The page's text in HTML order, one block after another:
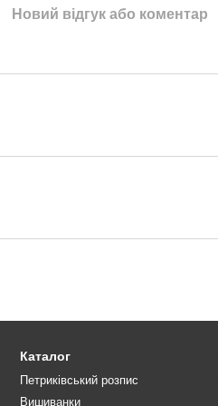
Новий відгук або коментар
Каталог
Петриківський розпис
Вишиванки